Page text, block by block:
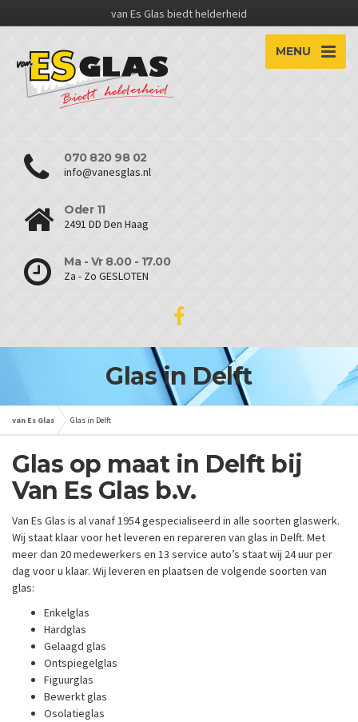
van Es Glas biedt helderheid
MENU
070 820 98 02
info@vanesglas.nl
Oder 11
2491 DD Den Haag
Ma - Vr 8.00 - 17.00
Za - Zo GESLOTEN
Glas in Delft
van Es Glas Glas in Delft
Glas op maat in Delft bij
Van Es Glas b.v.
Van Es Glas is al vanaf 1954 gespecialiseerd in alle soorten glaswerk.
Wij staat klaar voor het leveren en repareren van glas in Delft. Met
meer dan 20 medewerkers en 13 service auto’s staat wij 24 uur per
dag voor u klaar. Wij leveren en plaatsen de volgende soorten van
glas:
Enkelglas
Hardglas
Gelaagd glas
Ontspiegelglas
Figuurglas
Bewerkt glas
Osolatieglas